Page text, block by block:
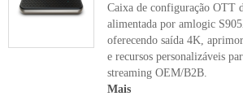
Caixa de configuração OTT
alimentada por amlogic
oferecendo saída 4K,
​​e recursos personalizáveis
streaming OEM/B2B.
Mais